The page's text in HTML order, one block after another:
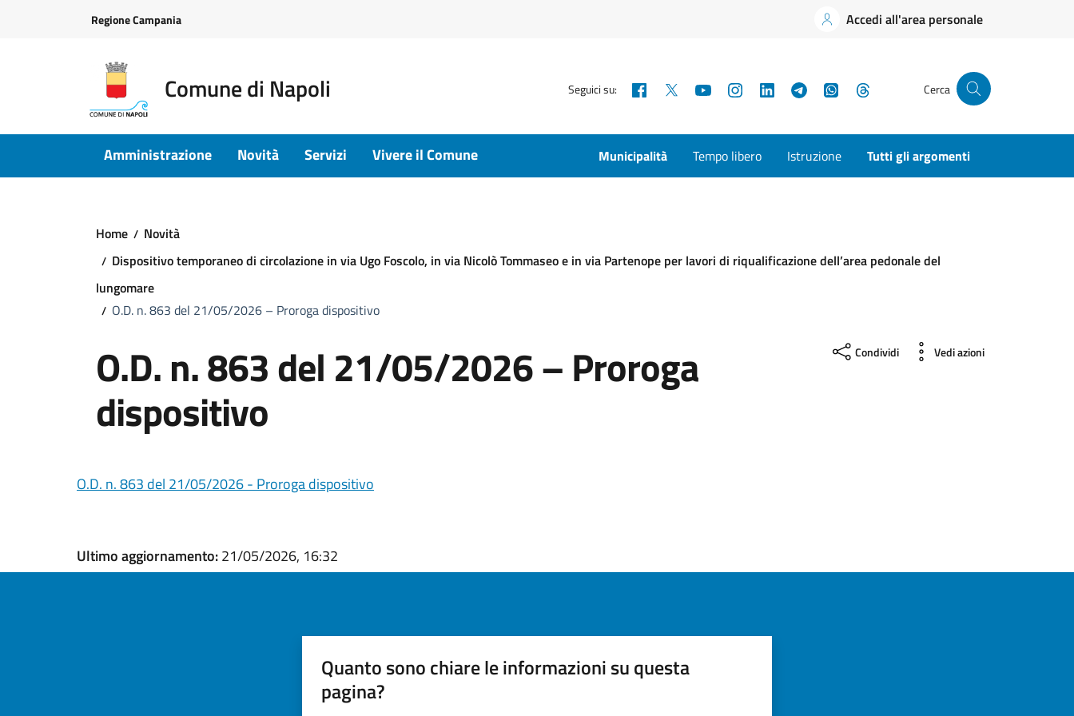
Regione Campania Accedi all'area personale
Comune di Napoli Seguici su: Facebook YouTubeInstagramLinkedInTelegramWhatsApp Cerca
Amministrazione Novità Servizi Vivere il Comune Municipalità Tempo libero Istruzione Tutti gli argomenti
Home
Novità
Dispositivo temporaneo di circolazione in via Ugo Foscolo, in via Nicolò Tommaseo e in via Partenope per lavori di riqualificazione dell’area pedonale del
lungomare
O.D. n. 863 del 21/05/2026 – Proroga dispositivo
O.D. n. 863 del 21/05/2026 – Proroga
dispositivo
Condividi Vedi azioni
O.D. n. 863 del 21/05/2026 - Proroga dispositivo
Ultimo aggiornamento:21/05/2026, 16:32
Quanto sono chiare le informazioni su questa
pagina?